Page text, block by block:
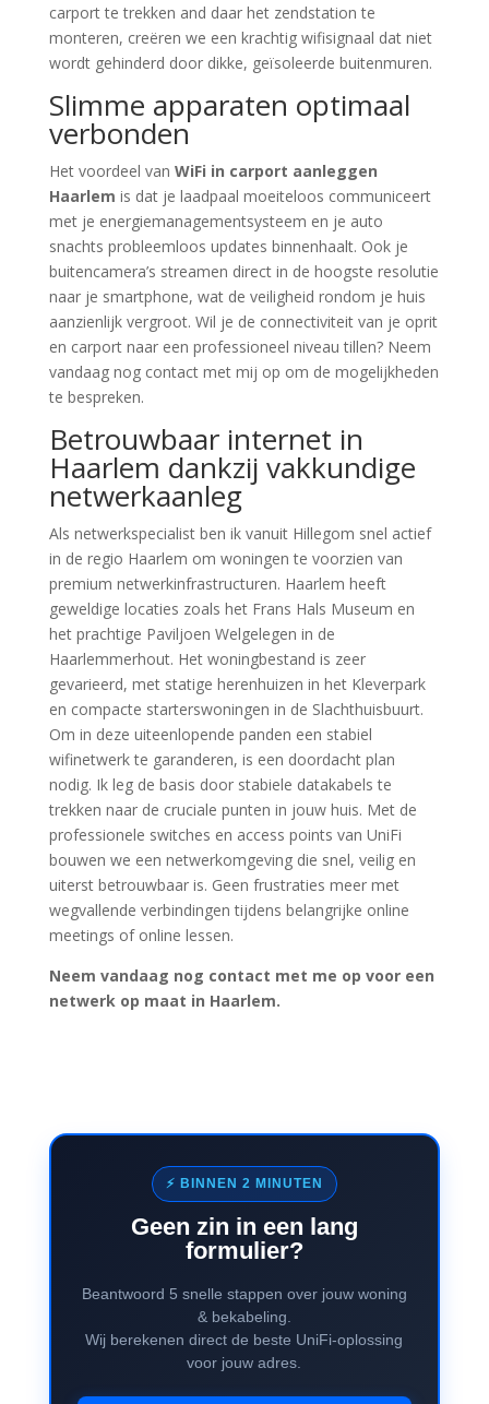
carport te trekken and daar het zendstation te
monteren, creëren we een krachtig wifisignaal dat niet
wordt gehinderd door dikke, geïsoleerde buitenmuren.
Slimme apparaten optimaal
verbonden
Het voordeel van WiFi in carport aanleggen
Haarlem is dat je laadpaal moeiteloos communiceert
met je energiemanagementsysteem en je auto
snachts probleemloos updates binnenhaalt. Ook je
buitencamera’s streamen direct in de hoogste resolutie
naar je smartphone, wat de veiligheid rondom je huis
aanzienlijk vergroot. Wil je de connectiviteit van je oprit
en carport naar een professioneel niveau tillen? Neem
vandaag nog contact met mij op om de mogelijkheden
te bespreken.
Betrouwbaar internet in
Haarlem dankzij vakkundige
netwerkaanleg
Als netwerkspecialist ben ik vanuit Hillegom snel actief
in de regio Haarlem om woningen te voorzien van
premium netwerkinfrastructuren. Haarlem heeft
geweldige locaties zoals het Frans Hals Museum en
het prachtige Paviljoen Welgelegen in de
Haarlemmerhout. Het woningbestand is zeer
gevarieerd, met statige herenhuizen in het Kleverpark
en compacte starterswoningen in de Slachthuisbuurt.
Om in deze uiteenlopende panden een stabiel
wifinetwerk te garanderen, is een doordacht plan
nodig. Ik leg de basis door stabiele datakabels te
trekken naar de cruciale punten in jouw huis. Met de
professionele switches en access points van UniFi
bouwen we een netwerkomgeving die snel, veilig en
uiterst betrouwbaar is. Geen frustraties meer met
wegvallende verbindingen tijdens belangrijke online
meetings of online lessen.
Neem vandaag nog contact met me op voor een
netwerk op maat in Haarlem.
⚡ BINNEN 2 MINUTEN
Geen zin in een lang
formulier?
Beantwoord 5 snelle stappen over jouw woning
& bekabeling.
Wij berekenen direct de beste UniFi-oplossing
voor jouw adres.